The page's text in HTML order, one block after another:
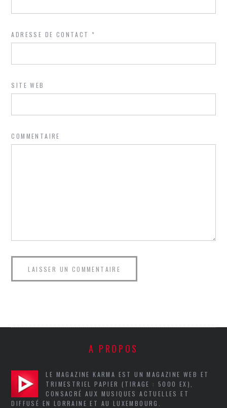
ADRESSE DE CONTACT*
SITE WEB
COMMENTAIRE
A PROPOS
LE MAGAZINE KARMA EST UN MAGAZINE WEB ET
TRIMESTRIEL PAPIER (TIRAGE : 5000 EX),
CONSACRÉ AUX MUSIQUES ACTUELLES ET
DIFFUSÉ EN LORRAINE ET AU LUXEMBOURG.